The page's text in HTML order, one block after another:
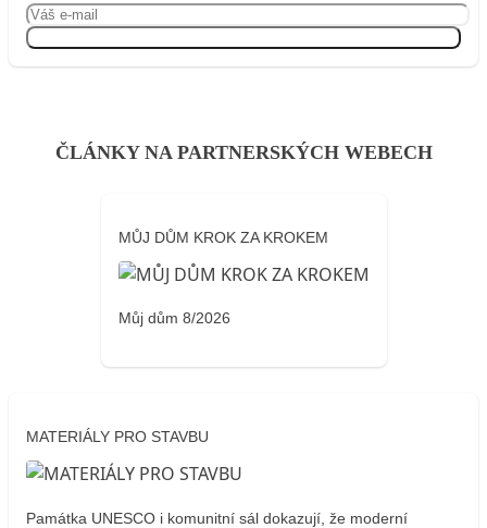
ČLÁNKY NA PARTNERSKÝCH WEBECH
MŮJ DŮM KROK ZA KROKEM
Můj dům 8/2026
MATERIÁLY PRO STAVBU
Památka UNESCO i komunitní sál dokazují, že moderní